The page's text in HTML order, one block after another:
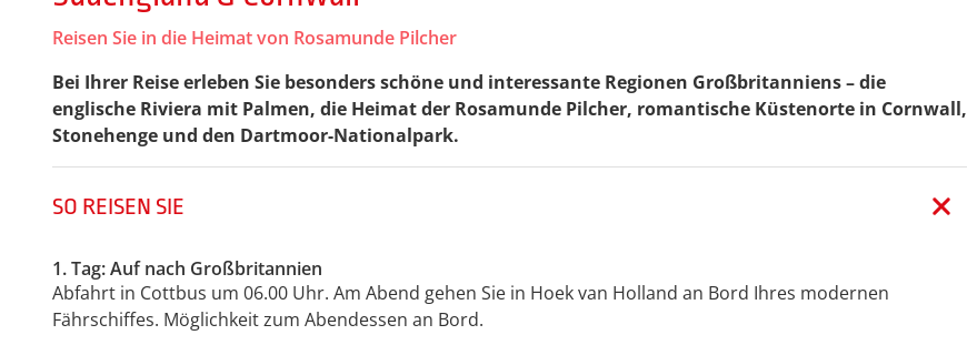
Reisen Sie in die Heimat von Rosamunde Pilcher
Bei Ihrer Reise erleben Sie besonders schöne und interessante Regionen Großbritanniens – die
englische Riviera mit Palmen, die Heimat der Rosamunde Pilcher, romantische Küsten­orte in Cornwall,
Stonehenge und den Dartmoor-Nationalpark.
SO REISEN SIE
1. Tag: Auf nach Großbritannien
Abfahrt in Cottbus um 06.00 Uhr. Am Abend gehen Sie in Hoek van Holland an Bord Ihres modernen
Fährschiffes. Möglichkeit zum Abendessen an Bord.